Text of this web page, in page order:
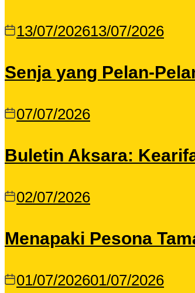
13/07/202613/07/2026
Senja yang Pelan-
07/07/2026
Buletin Aksara:
02/07/2026
Menapaki Pesona
01/07/202601/07/2026